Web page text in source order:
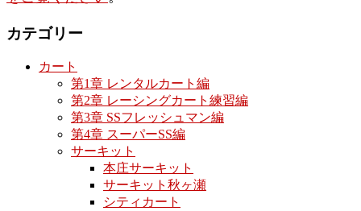
カテゴリー
カート
第1章 レンタルカート編
第2章 レーシングカート練習編
第3章 SSフレッシュマン編
第4章 スーパーSS編
サーキット
本庄サーキット
サーキット秋ヶ瀬
シティカート